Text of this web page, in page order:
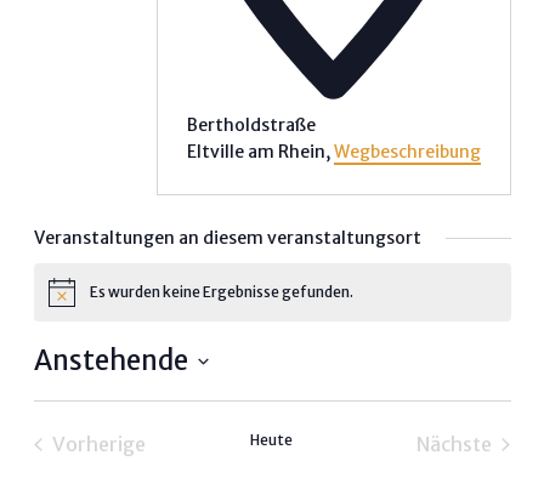
Bertholdstraße
Eltville am Rhein,Wegbeschreibung
Veranstaltungen an diesem veranstaltungsort
HinweisEs wurden keine Ergebnisse gefunden.
Anstehende
Vorherige
Heute
Nächste